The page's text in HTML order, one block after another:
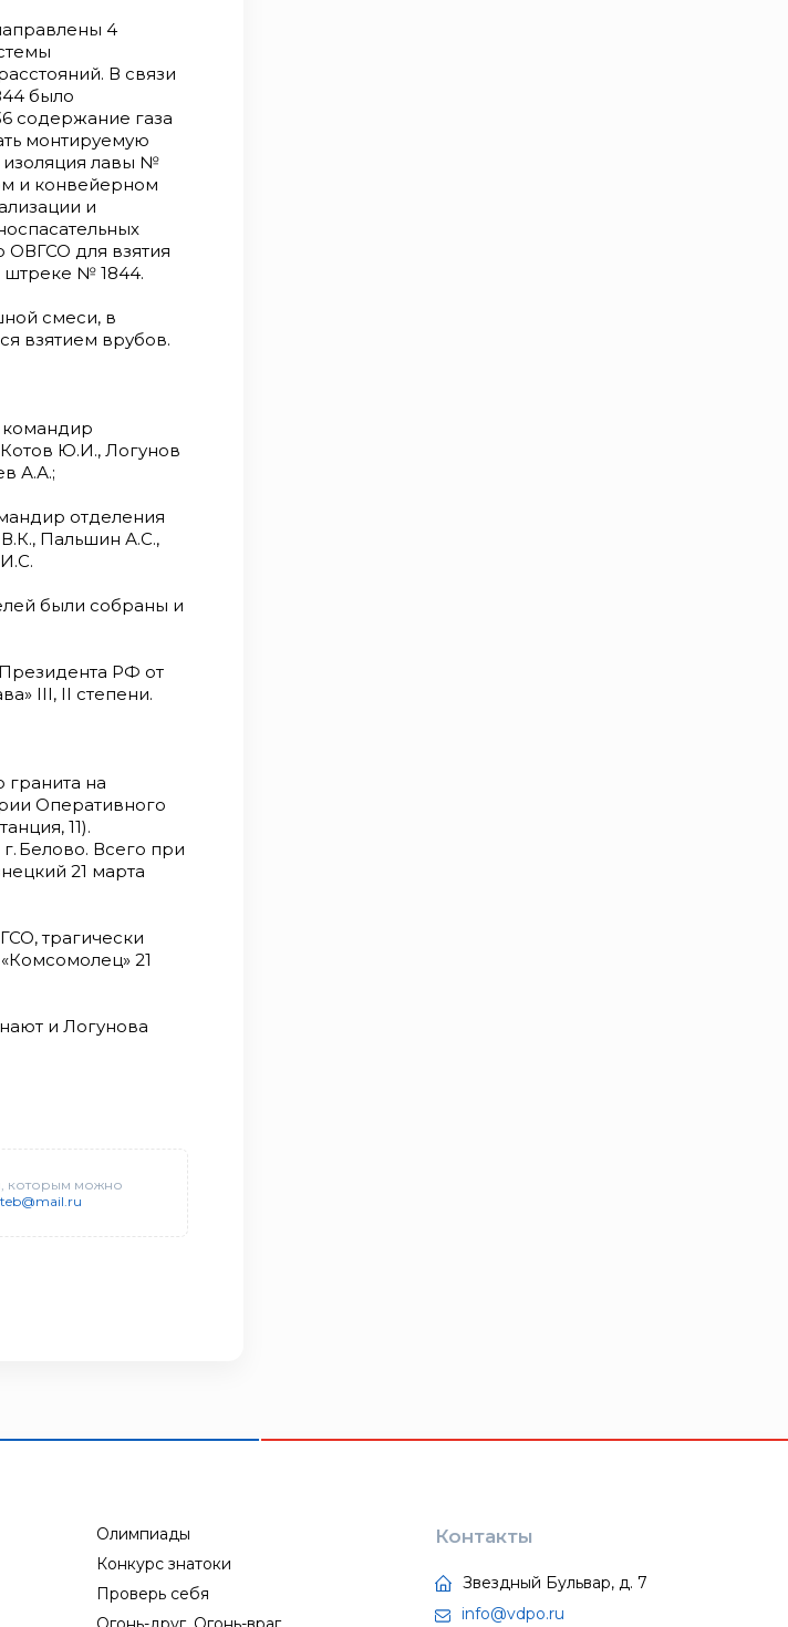
4
В связи
было
содержание газа
монтируемую
изоляция лавы №
и конвейерном
и
ОВГСО для взятия
№ 1844.
смеси, в
взятием врубов.
командир
Ю.И., Логунов
А.А.;
отделения
Пальшин А.С.,
были собраны и
РФ от
III, II степени.
на
Оперативного
11).
Белово. Всего при
21 марта
трагически
21
и Логунова
которым можно
Олимпиады
Конкурс знатоки
Проверь себя
Контакты
Звездный Бульвар, д. 7
info@vdpo.ru